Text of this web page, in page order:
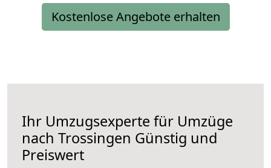
Kostenlose Angebote erhalten
Ihr Umzugsexperte für Umzüge
nach Trossingen Günstig und
Preiswert